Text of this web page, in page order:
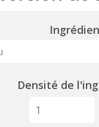
Densité de